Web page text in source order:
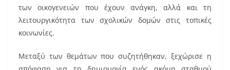
των οικογενειών που έχουν ανάγκη, αλλά και τη
λειτουργικότητα των σχολικών δομών στις τοπικές
κοινωνίες.
Μεταξύ των θεμάτων που συζητήθηκαν, ξεχώρισε η